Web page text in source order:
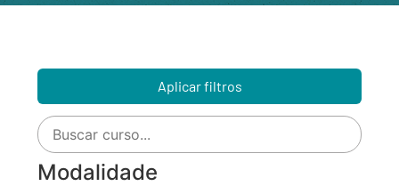
Aplicar filtros
Modalidade